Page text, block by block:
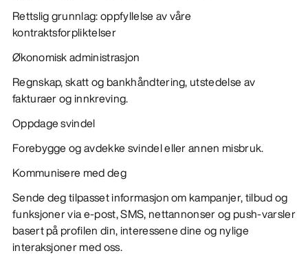
Rettslig grunnlag: oppfyllelse av våre
kontraktsforpliktelser
Økonomisk administrasjon
Regnskap, skatt og bankhåndtering, utstedelse av
fakturaer og innkreving.
Oppdage svindel
Forebygge og avdekke svindel eller annen misbruk.
Kommunisere med deg
Sende deg tilpasset informasjon om kampanjer, tilbud og
funksjoner via e-post, SMS, nettannonser og push-varsler
basert på profilen din, interessene dine og nylige
interaksjoner med oss.